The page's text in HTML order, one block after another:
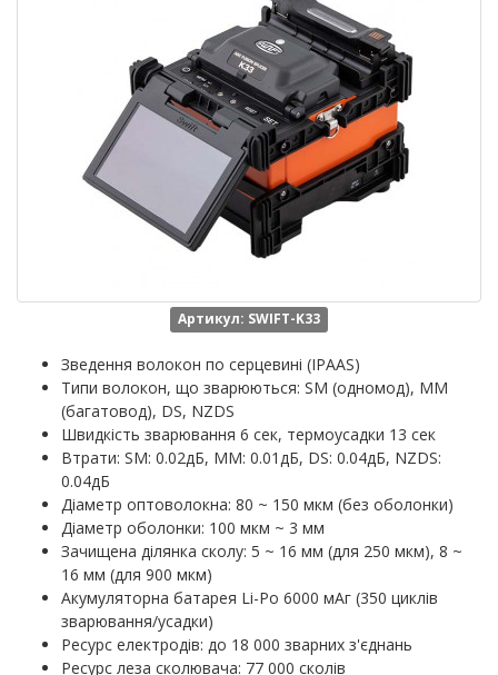
Артикул: SWIFT-K33
Зведення волокон по серцевині (IPAAS)
Типи волокон, що зварюються: SM (одномод), MM
(багатовод), DS, NZDS
Швидкість зварювання 6 сек, термоусадки 13 сек
Втрати: SM: 0.02дБ, MM: 0.01дБ, DS: 0.04дБ, NZDS:
0.04дБ
Діаметр оптоволокна: 80 ~ 150 мкм (без оболонки)
Діаметр оболонки: 100 мкм ~ 3 мм
Зачищена ділянка сколу: 5 ~ 16 мм (для 250 мкм), 8 ~
16 мм (для 900 мкм)
Акумуляторна батарея Li-Po 6000 мАг (350 циклів
зварювання/усадки)
Ресурс електродів: до 18 000 зварних з'єднань
Ресурс леза сколювача: 77 000 сколів